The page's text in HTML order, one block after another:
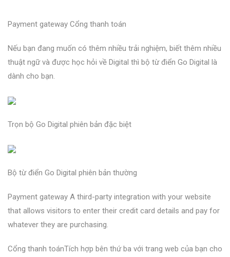
Payment gateway Cổng thanh toán
Nếu bạn đang muốn có thêm nhiều trải nghiệm, biết thêm nhiều
thuật ngữ và được học hỏi về Digital thì bộ từ điển Go Digital là
dành cho bạn.
Trọn bộ Go Digital phiên bản đặc biệt
Bộ từ điển Go Digital phiên bản thường
Payment gateway A third-party integration with your website
that allows visitors to enter their credit card details and pay for
whatever they are purchasing.
Cổng thanh toánTích hợp bên thứ ba với trang web của bạn cho